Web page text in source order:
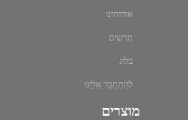
אודותינו
חֲדָשִים
בלוג
לְהִתְחַבֵּר אֵלֵינוּ
מוצרים